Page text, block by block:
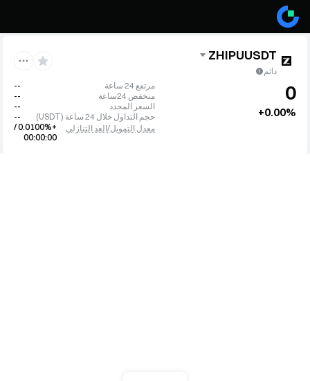
ZHIPUUSDT
دائم
0
+0.00%
مرتفع 24 ساعة
--
منخفض 24ساعة
--
السعر المحدد
--
حجم التداول خلال 24 ساعة
(
USDT
)
--
معدل التمويل/العد التنازلي
+0.0100% /
00:00:00